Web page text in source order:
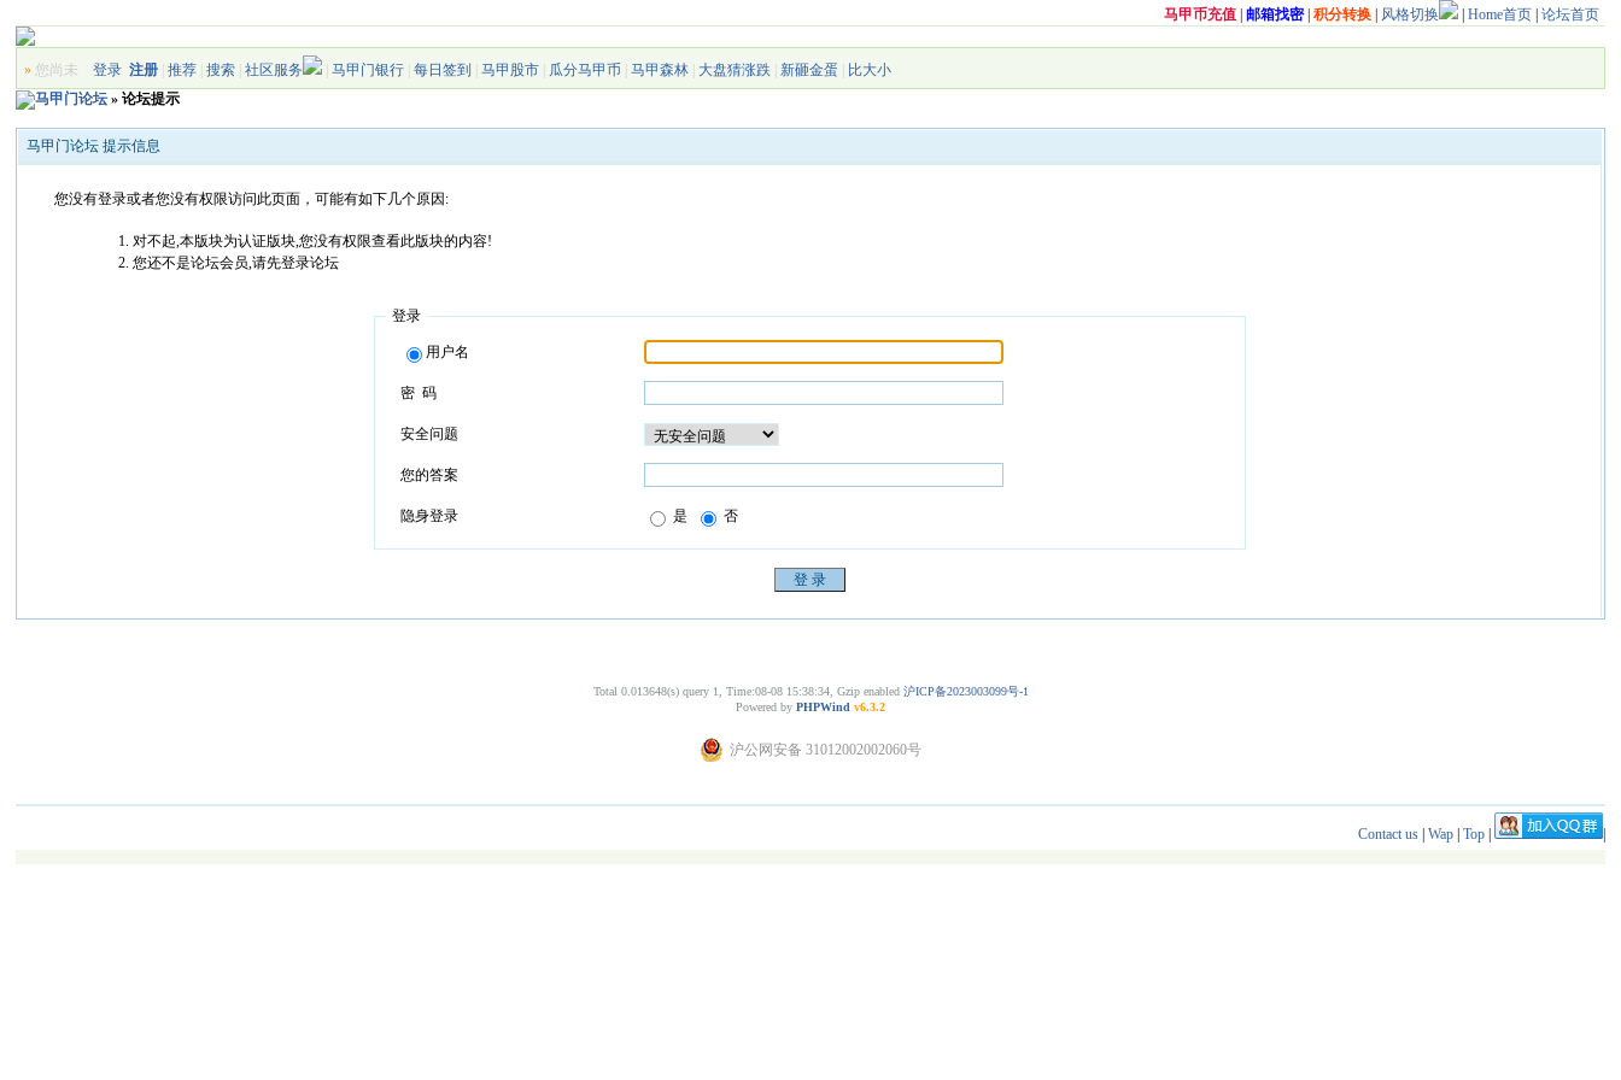
马甲币充值| 邮箱找密| 积分转换| 风格切换 Home首页| 论坛首页
» 您尚未登录 注册 |推荐 |搜索 |社区服务 |马甲门银行 |每日签到 |马甲股市 瓜分马甲币 |马甲森林 大盘猜涨跌 新砸金蛋
比大小
马甲门论坛 » 论坛提示
马甲门论坛 提示信息
您没有登录或者您没有权限访问此页面，可能有如下几个原因:
对不起,本版块为认证版块,您没有权限查看此版块的内容!
您还不是论坛会员,请先登录论坛
登录
用户名
密 码
安全问题
您的答案
隐身登录 是 否
Total 0.013648(s) query 1, Time:08-08 15:38:34, Gzip enabled 沪ICP备2023003099号-1
Powered by PHPWind v6.3.2
沪公网安备 31012002002060号
Contact us| Wap| Top| |